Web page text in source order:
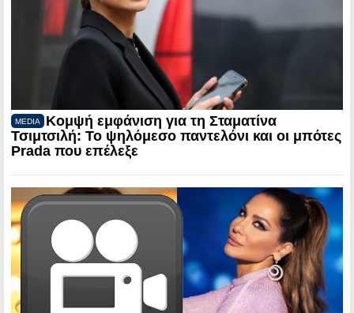
MEDIA
Κομψή εμφάνιση για τη Σταματίνα
Τσιμτσιλή: Το ψηλόμεσο παντελόνι και οι μπότες
Prada που επέλεξε